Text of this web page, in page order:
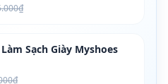
Sạch Giày Myshoes